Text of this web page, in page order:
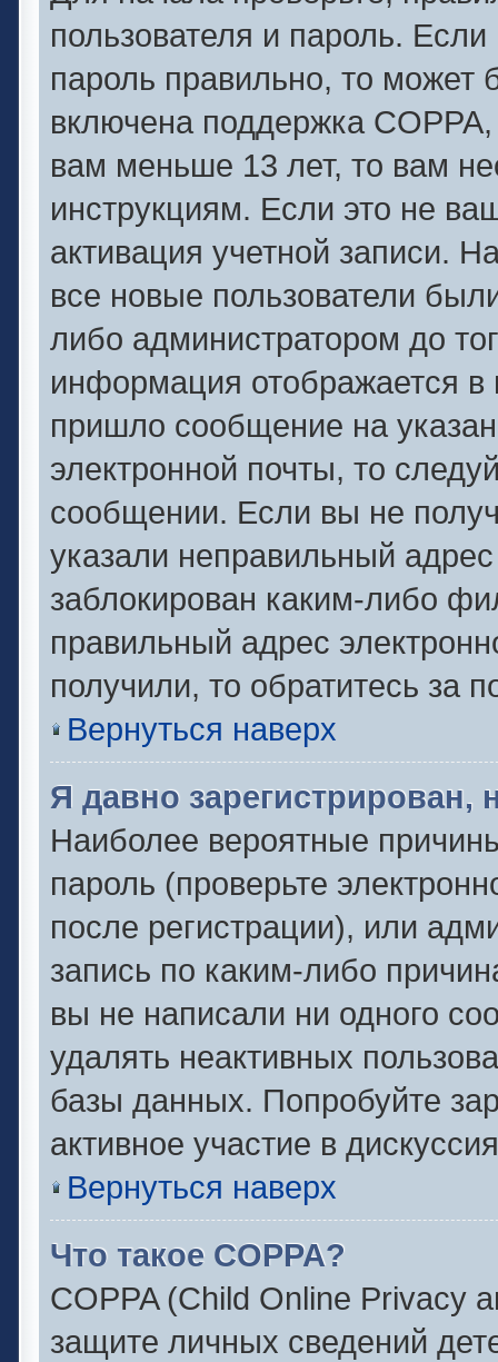
пользователя и пароль.
пароль правильно, то может
включена поддержка
вам меньше 13 лет, то вам
инструкциям. Если это не
активация учетной записи.
все новые пользователи
либо администратором до
информация отображается в
пришло сообщение на
электронной почты, то
сообщении. Если вы не
указали неправильный
заблокирован каким-либо
правильный адрес
получили, то обратитесь
Вернуться наверх
Я давно зарегистрирован,
Наиболее вероятные
пароль (проверьте
после регистрации), или
запись по каким-либо
вы не написали ни одного
удалять неактивных
базы данных. Попробуйте
активное участие в
Вернуться наверх
Что такое COPPA?
COPPA (Child Online Privacy
защите личных сведений